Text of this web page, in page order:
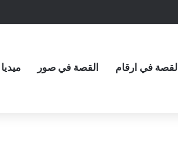
القصة في ارقام القصة في صور ميديا